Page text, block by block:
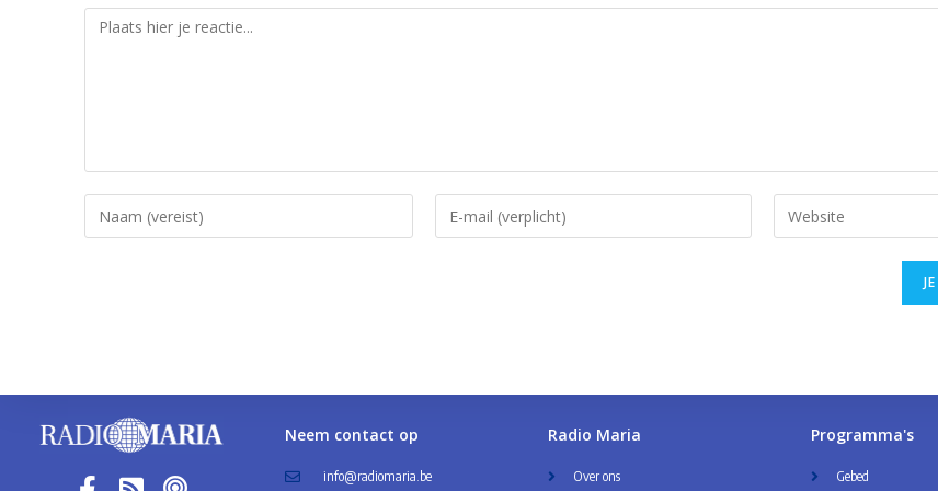
Neem contact op
info@radiomaria.be
Radio Maria
Over ons
Programma's
Gebed